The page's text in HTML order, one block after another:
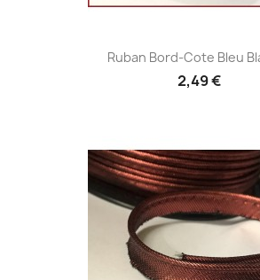
Ruban Bord-Cote Bleu
2,49 €